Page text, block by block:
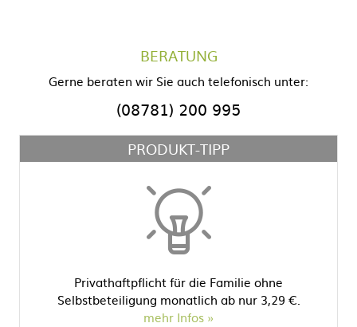
BERATUNG
Gerne beraten wir Sie auch telefonisch unter:
(08781) 200 995
PRODUKT-TIPP
Privathaftpflicht für die Familie ohne
Selbstbeteiligung monatlich ab nur 3,29 €.
mehr Infos